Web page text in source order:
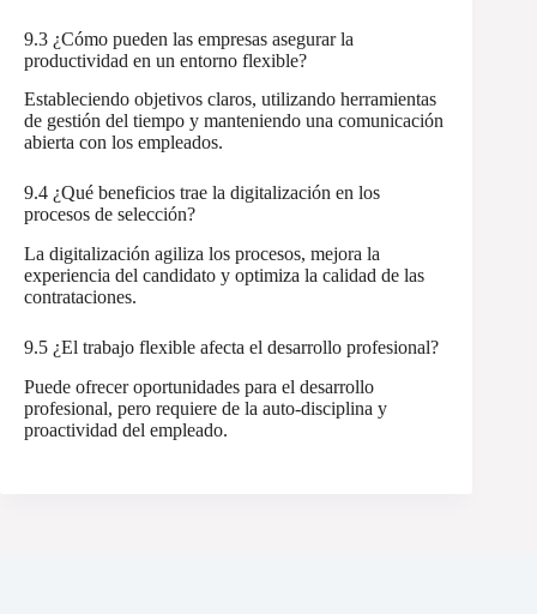
9.3 ¿Cómo pueden las empresas asegurar la
productividad en un entorno flexible?
Estableciendo objetivos claros, utilizando herramientas
de gestión del tiempo y manteniendo una comunicación
abierta con los empleados.
9.4 ¿Qué beneficios trae la digitalización en los
procesos de selección?
La digitalización agiliza los procesos, mejora la
experiencia del candidato y optimiza la calidad de las
contrataciones.
9.5 ¿El trabajo flexible afecta el desarrollo profesional?
Puede ofrecer oportunidades para el desarrollo
profesional, pero requiere de la auto-disciplina y
proactividad del empleado.